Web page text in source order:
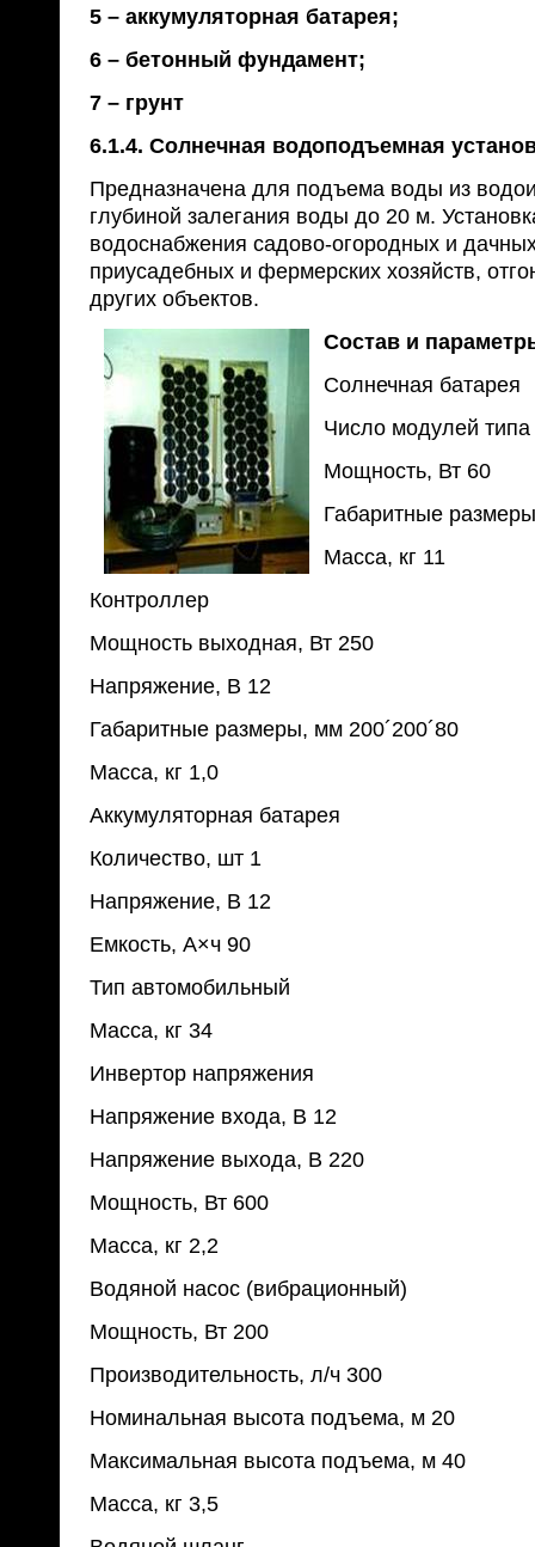
5 – аккумуляторная батарея;
6 – бетонный фундамент;
7 – грунт
6.1.4. Солнечная водоподъемная
Предназначена для подъема воды из
глубиной залегания воды до 20 м.
водоснабжения садово-огородных и
приусадебных и фермерских хозяйств,
других объектов.
Состав и
Солнечная батарея
Число модулей
Мощность, Вт 60
Габаритные
Масса, кг 11
Контроллер
Мощность выходная, Вт 250
Напряжение, В 12
Габаритные размеры, мм 200´200´80
Масса, кг 1,0
Аккумуляторная батарея
Количество, шт 1
Напряжение, В 12
Емкость, А×ч 90
Тип автомобильный
Масса, кг 34
Инвертор напряжения
Напряжение входа, В 12
Напряжение выхода, В 220
Мощность, Вт 600
Масса, кг 2,2
Водяной насос (вибрационный)
Мощность, Вт 200
Производительность, л/ч 300
Номинальная высота подъема, м 20
Максимальная высота подъема, м 40
Масса, кг 3,5